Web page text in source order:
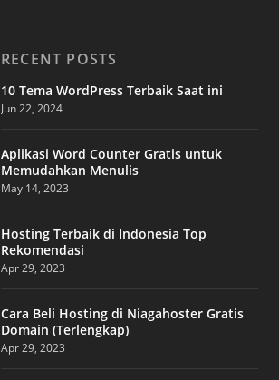
RECENT POSTS
10 Tema WordPress Terbaik Saat ini
Jun 22, 2024
Aplikasi Word Counter Gratis untuk
Memudahkan Menulis
May 14, 2023
Hosting Terbaik di Indonesia Top
Rekomendasi
Apr 29, 2023
Cara Beli Hosting di Niagahoster Gratis
Domain (Terlengkap)
Apr 29, 2023